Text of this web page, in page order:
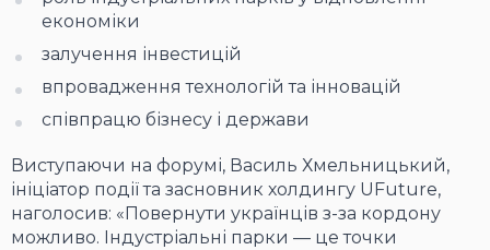
економіки
залучення інвестицій
впровадження технологій та інновацій
співпрацю бізнесу і держави
Виступаючи на форумі, Василь Хмельницький,
ініціатор події та засновник холдингу UFuture,
наголосив: «Повернути українців з-за кордону
можливо. Індустріальні парки — це точки